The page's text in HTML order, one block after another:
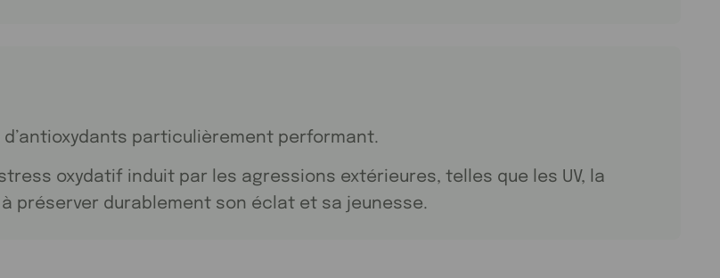
particulièrement performant.
oxydatif induit par les agressions extérieures, telles que les UV, la
préserver durablement son éclat et sa jeunesse.